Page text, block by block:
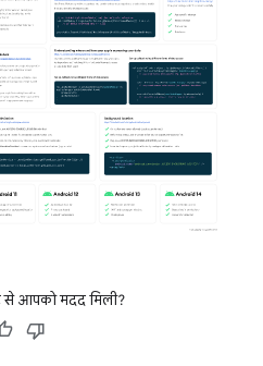
से आपको मदद मिली?